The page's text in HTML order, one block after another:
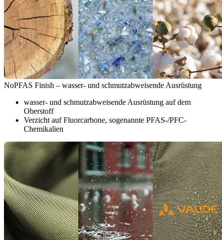
NoPFAS Finish – wasser- und schmutzabweisende Ausrüstung
wasser- und schmutzabweisende Ausrüstung auf dem
Oberstoff
Verzicht auf Fluorcarbone, sogenannte PFAS-/PFC-
Chemikalien